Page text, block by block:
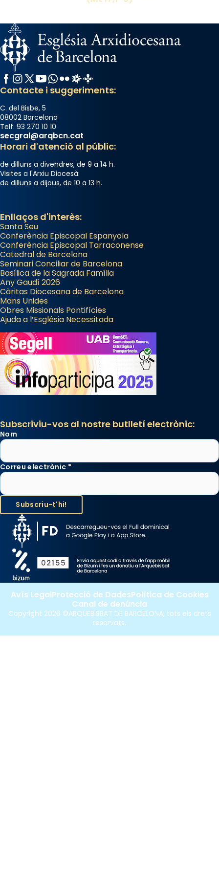
el món cristià, després de Roma i terra
Santa.
«A Raïms de Sant Jaume, raïms aigualits;
raïms de setembre te'n llepes els dits»,
segons una dita popular.
Photo
View on Facebook
Facebook
Instagram
X / Twitter
YouTube
WhatsApp
FlickrRadio Estel
Catalunya Cristiana
Contacte i suggeriments:
C. del Bisbe, 5
08002 Barcelona
Telf. 93 270 10 10
secgral@arqbcn.cat
Horari d'atenció al públic:
de dilluns a divendres, de 9 a 14 h.
Visites a l'Arxiu Diocesà:
de dilluns a dijous, de 10 a 13 h.
Enllaços d'interès:
Santa Seu
Conferència Episcopal Espanyola
Conferència Episcopal Tarraconense
Catedral de Barcelona
Seminari Conciliar de Barcelona
Basílica de la Sagrada Família
Any Gaudí 2026
Càritas Diocesana de Barcelona
Mans Unides
Obres Missionals Pontifícies
Ajuda a l’Església Necessitada
Subscriviu-vos al nostre butlletí electrònic:
Nom
Correu electrònic *
Copyright 2026 ©ARQUEBISBAT DE BARCELONA, tots els drets
reservats.
Avís LegalProtecció de DadesPolítica de Cookies
Canal de denúncia